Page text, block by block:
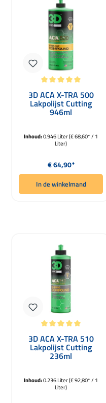
Gemiddelde waardering van 5
3D ACA X-TRA 500
Lakpolijst Cutting
946ml
Inhoud:0.946 Liter(€ 68,60* / 1
Liter)
Normale prijs:
€ 64,90*
In de winkelmand
3D ACA X-TRA 510
Lakpolijst Cutting
236ml
Inhoud:0.236 Liter(€ 92,80* / 1
Liter)